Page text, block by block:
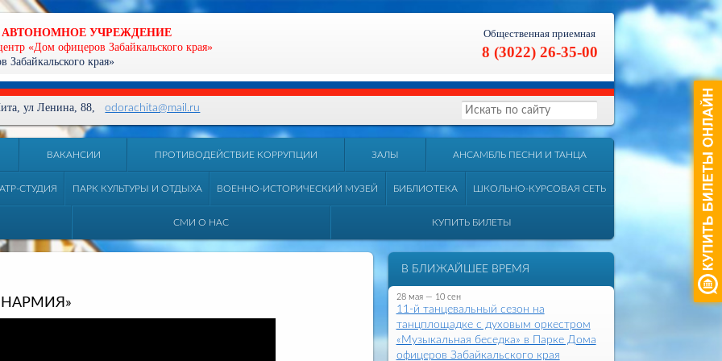
Общественная приемная
8 (3022) 26-35-00
АВТОНОМНОЕ УЧРЕЖДЕНИЕ
«Дом офицеров Забайкальского края»
края»
ул Ленина, 88,odorachita@mail.ru
ВАКАНСИИ ПРОТИВОДЕЙСТВИЕ КОРРУПЦИИ ЗАЛЫ АНСАМБЛЬ ПЕСНИ И ТАНЦА
СТУДИЯ ПАРК КУЛЬТУРЫ И ОТДЫХА ВОЕННО-ИСТОРИЧЕСКИЙ МУЗЕЙ БИБЛИОТЕКА ШКОЛЬНО-КУРСОВАЯ СЕТЬ
СМИ О НАС КУПИТЬ БИЛЕТЫ
В БЛИЖАЙШЕЕ ВРЕМЯ
28 мая — 10 сен
11-й танцевальный сезон на
танцплощадке с духовым оркестром
«Музыкальная беседка» в Парке Дома
офицеров Забайкальского края